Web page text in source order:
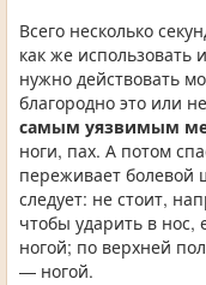
Всего несколько
как же использовать
нужно действовать
благородно это или
самым уязвимым
ноги, пах. А потом
переживает болевой
следует: не стоит,
чтобы ударить в нос,
ногой; по верхней
— ногой.